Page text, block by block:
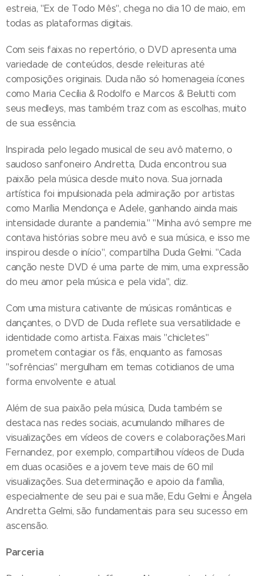
estreia, "Ex de Todo Mês", chega no dia 10 de maio, em
todas as plataformas digitais.
Com seis faixas no repertório, o DVD apresenta uma
variedade de conteúdos, desde releituras até
composições originais. Duda não só homenageia ícones
como Maria Cecília & Rodolfo e Marcos & Belutti com
seus medleys, mas também traz com as escolhas, muito
de sua essência.
Inspirada pelo legado musical de seu avô materno, o
saudoso sanfoneiro Andretta, Duda encontrou sua
paixão pela música desde muito nova. Sua jornada
artística foi impulsionada pela admiração por artistas
como Marília Mendonça e Adele, ganhando ainda mais
intensidade durante a pandemia." "Minha avó sempre me
contava histórias sobre meu avô e sua música, e isso me
inspirou desde o início", compartilha Duda Gelmi. "Cada
canção neste DVD é uma parte de mim, uma expressão
do meu amor pela música e pela vida", diz.
Com uma mistura cativante de músicas românticas e
dançantes, o DVD de Duda reflete sua versatilidade e
identidade como artista. Faixas mais "chicletes"
prometem contagiar os fãs, enquanto as famosas
"sofrências" mergulham em temas cotidianos de uma
forma envolvente e atual.
Além de sua paixão pela música, Duda também se
destaca nas redes sociais, acumulando milhares de
visualizações em vídeos de covers e colaborações.Mari
Fernandez, por exemplo, compartilhou vídeos de Duda
em duas ocasiões e a jovem teve mais de 60 mil
visualizações. Sua determinação e apoio da família,
especialmente de seu pai e sua mãe, Edu Gelmi e Ângela
Andretta Gelmi, são fundamentais para seu sucesso em
ascensão.
Parceria